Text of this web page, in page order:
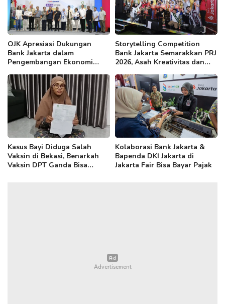
OJK Apresiasi Dukungan
Bank Jakarta dalam
Pengembangan Ekonomi
Storytelling Competition
Bank Jakarta Semarakkan PRJ
2026, Asah Kreativitas dan
Kasus Bayi Diduga Salah
Vaksin di Bekasi, Benarkah
Vaksin DPT Ganda Bisa
Kolaborasi Bank Jakarta &
Bapenda DKI Jakarta di
Jakarta Fair Bisa Bayar Pajak